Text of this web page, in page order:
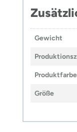
Gewicht
Produktfarbe
Größe